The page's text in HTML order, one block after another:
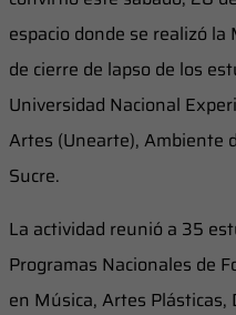
espacio donde se realizó
de cierre de lapso de los
Universidad Nacional
Artes (Unearte), Ambiente
Sucre.
La actividad reunió a 35
Programas Nacionales de
en Música, Artes Plásticas,